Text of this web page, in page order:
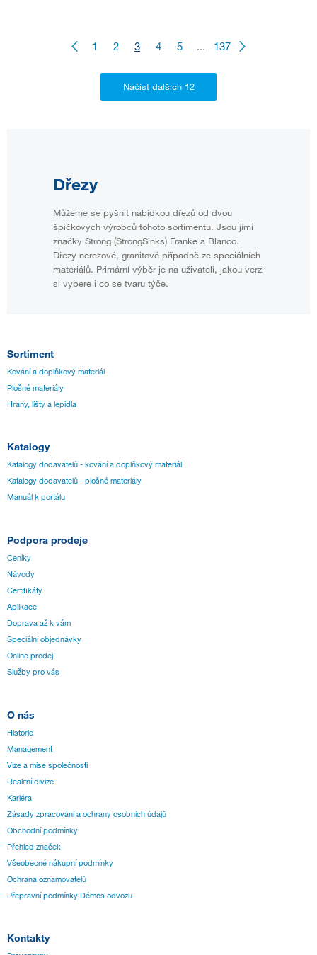
1 2 3 4 5 ... 137
Dřezy
Můžeme se pyšnit nabídkou dřezů od dvou
špičkových výrobců tohoto sortimentu. Jsou jimi
značky Strong (StrongSinks) Franke a Blanco.
Dřezy nerezové, granitové případně ze speciálních
materiálů. Primární výběr je na uživateli, jakou verzi
si vybere i co se tvaru týče.
Sortiment
Kování a doplňkový materiál
Plošné materiály
Hrany, lišty a lepidla
Katalogy
Katalogy dodavatelů - kování a doplňkový materiál
Katalogy dodavatelů - plošné materiály
Manuál k portálu
Podpora prodeje
Ceníky
Návody
Certifikáty
Aplikace
Doprava až k vám
Speciální objednávky
Online prodej
Služby pro vás
O nás
Historie
Management
Vize a mise společnosti
Realitní divize
Kariéra
Zásady zpracování a ochrany osobních údajů
Obchodní podmínky
Přehled značek
Všeobecné nákupní podmínky
Ochrana oznamovatelů
Přepravní podmínky Démos odvozu
Kontakty